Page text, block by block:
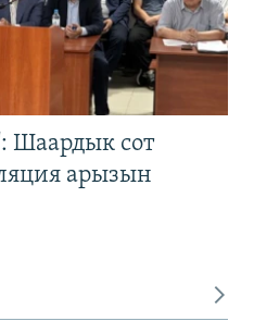
Шаардык сот
арызын